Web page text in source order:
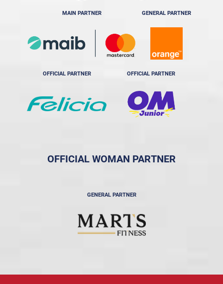
MAIN PARTNER GENERAL PARTNER
OFFICIAL PARTNER OFFICIAL PARTNER
OFFICIAL WOMAN PARTNER
GENERAL PARTNER